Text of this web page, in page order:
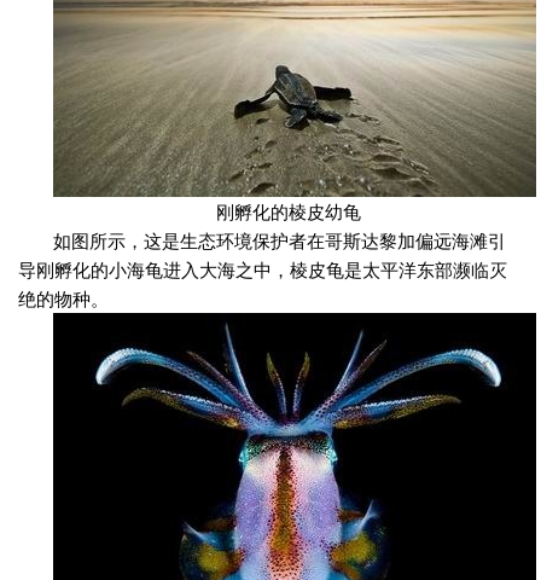
刚孵化的棱皮幼龟
如图所示，这是生态环境保护者在哥斯达黎加偏远海滩引
导刚孵化的小海龟进入大海之中，棱皮龟是太平洋东部濒临灭
绝的物种。